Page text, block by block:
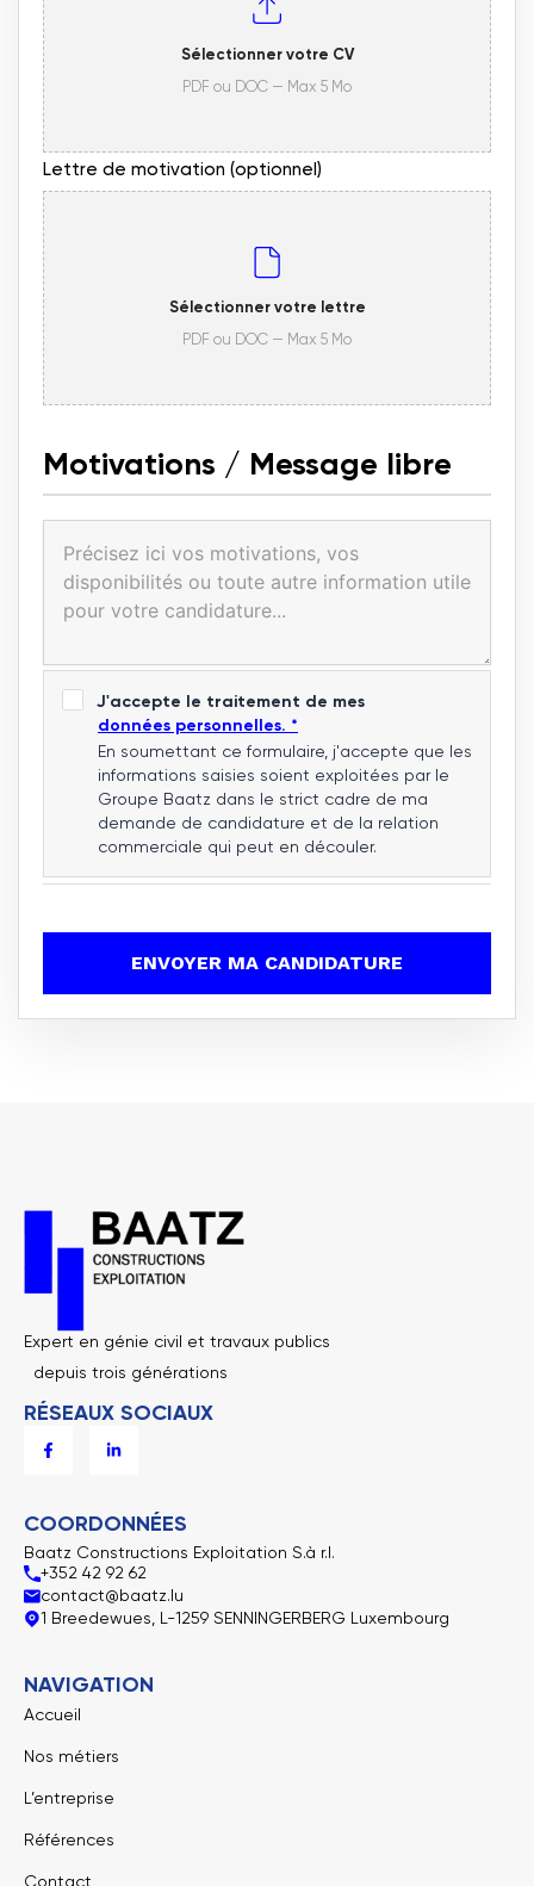
Sélectionner votre CV
PDF ou DOC — Max 5 Mo
Lettre de motivation (optionnel)
Sélectionner votre lettre
PDF ou DOC — Max 5 Mo
Motivations / Message libre
J'accepte le traitement de mes
données personnelles. *
En soumettant ce formulaire, j'accepte que les
informations saisies soient exploitées par le
Groupe Baatz dans le strict cadre de ma
demande de candidature et de la relation
commerciale qui peut en découler.
ENVOYER MA CANDIDATURE
Expert en génie civil et travaux publics
depuis trois générations
RÉSEAUX SOCIAUX
a
c
o
-
f
i
i
-
i
n
COORDONNÉES
Baatz Constructions Exploitation S.à r.l.
+352 42 92 62
contact@baatz.lu
1 Breedewues, L-1259 SENNINGERBERG Luxembourg
NAVIGATION
Accueil
Nos métiers
L’entreprise
Références
Contact